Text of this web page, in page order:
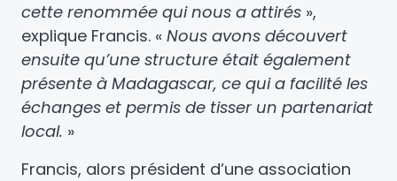
cette renommée qui nous a attirés »,
explique Francis. « Nous avons découvert
ensuite qu’une structure était également
présente à Madagascar, ce qui a facilité les
échanges et permis de tisser un partenariat
local. »
Francis, alors président d’une association